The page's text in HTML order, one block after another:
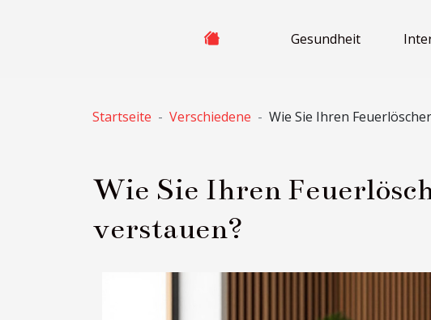
Gesundheit
Startseite Verschiedene Wie Sie Ihren
Wie Sie Ihren
verstauen?